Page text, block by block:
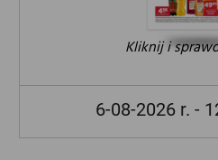
Kliknij i
6-08-2026 r. -